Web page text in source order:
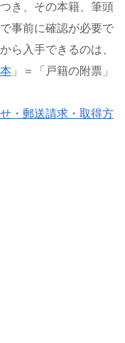
き、その本籍、筆頭
事前に確認が必要で
ら入手できるのは、
」＝「戸籍の附票」
・郵送請求・取得方